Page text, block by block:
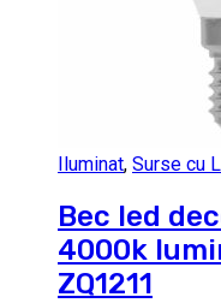
Iluminat, Surse cu
Bec led
4000k
ZQ1211